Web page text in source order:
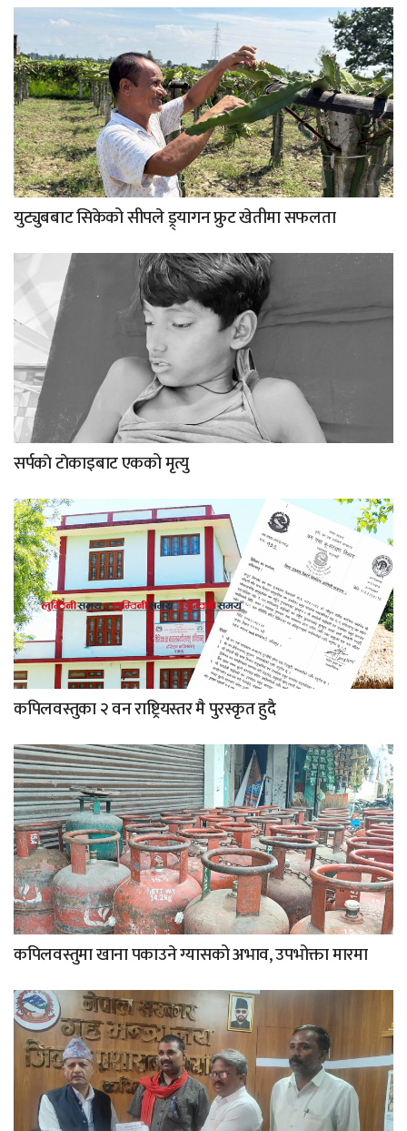
युट्युबबाट सिकेको सीपले ड्र्यागन फ्रुट खेतीमा सफलता
सर्पकाे टाेकाइबाट एकको मृत्यु
कपिलवस्तुका २ वन राष्ट्रियस्तर मै पुरस्कृत हुदै
कपिलवस्तुमा खाना पकाउने ग्यासको अभाव, उपभोक्ता मारमा